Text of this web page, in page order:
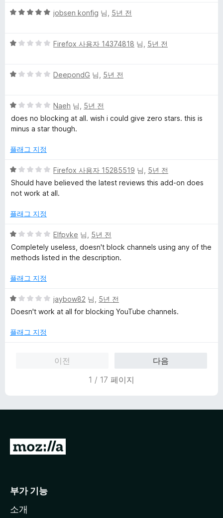
점
점
점
5
점
점
jobsen konfig 님, 5년 전
5
점
점
Firefox 사용자 14374818 님, 5년 전
5
점
에
1
DeepondG 님, 5년 전
5
점
만
에
점
Naeh 님, 5년 전
does no blocking at all. wish i could give zero stars. this is
minus a star though.
플래그 지정
5
점
만
에
점
Firefox 사용자 15285519 님, 5년 전
Should have believed the latest reviews this add-on does
not work at all.
플래그 지정
5
점
만
에
점
Elfpvke 님, 5년 전
Completely useless, doesn't block channels using any of the
methods listed in the description.
플래그 지정
5
점
점
jaybow82 님, 5년 전
Doesn't work at all for blocking YouTube channels.
플래그 지정
이전
다음
1 / 17 페이지
M
l
부가 기능
소개